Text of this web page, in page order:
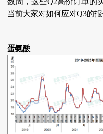
当前大家对如何应对Q3的报
蛋氨酸